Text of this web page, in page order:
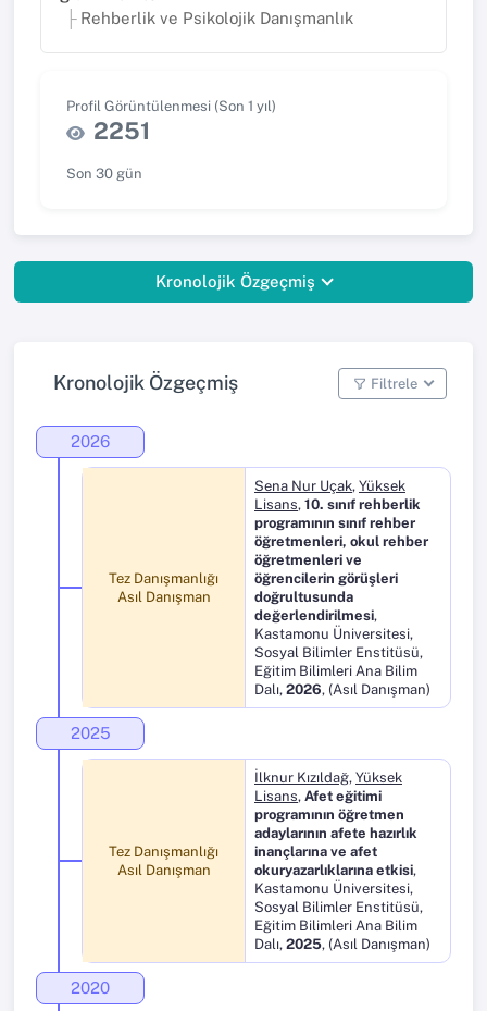
Rehberlik ve Psikolojik Danışmanlık
Profil Görüntülenmesi (Son 1 yıl)
2251
Son 30 gün
Kronolojik Özgeçmiş
Kronolojik Özgeçmiş Filtrele
2026
Tez Danışmanlığı
Asıl Danışman
Sena Nur Uçak, Yüksek
Lisans, 10. sınıf rehberlik
programının sınıf rehber
öğretmenleri, okul rehber
öğretmenleri ve
öğrencilerin görüşleri
doğrultusunda
değerlendirilmesi,
Kastamonu Üniversitesi,
Sosyal Bilimler Enstitüsü,
Eğitim Bilimleri Ana Bilim
Dalı, 2026, (Asıl Danışman)
2025
Tez Danışmanlığı
Asıl Danışman
İlknur Kızıldağ, Yüksek
Lisans, Afet eğitimi
programının öğretmen
adaylarının afete hazırlık
inançlarına ve afet
okuryazarlıklarına etkisi,
Kastamonu Üniversitesi,
Sosyal Bilimler Enstitüsü,
Eğitim Bilimleri Ana Bilim
Dalı, 2025, (Asıl Danışman)
2020